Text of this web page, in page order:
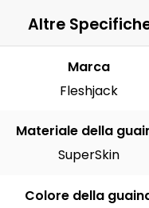
Altre
Marca
Fleshjack
Materiale della
SuperSkin
Colore della